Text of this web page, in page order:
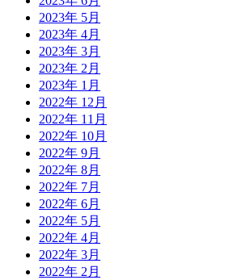
2023年 5月
2023年 4月
2023年 3月
2023年 2月
2023年 1月
2022年 12月
2022年 11月
2022年 10月
2022年 9月
2022年 8月
2022年 7月
2022年 6月
2022年 5月
2022年 4月
2022年 3月
2022年 2月